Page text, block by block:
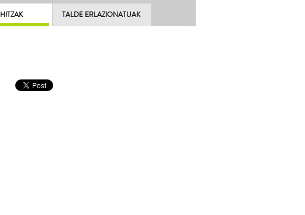
HITZAK TALDE ERLAZIONATUAK